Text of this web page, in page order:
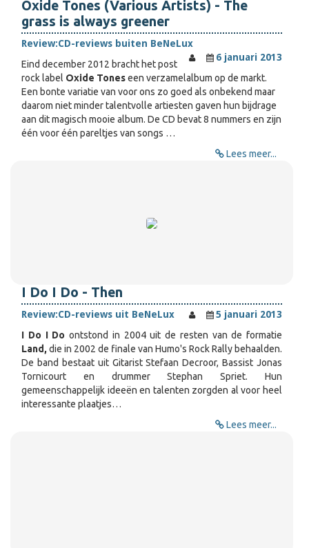
Oxide Tones (Various Artists) - The
grass is always greener
Review:CD-reviews buiten BeNeLux
6 januari 2013
Eind december 2012 bracht het post
rock label Oxide Toneseen verzamelalbum op de markt.
Een bonte variatie van voor ons zo goed als onbekend maar
daarom niet minder talentvolle artiesten gaven hun bijdrage
aan dit magisch mooie album. De CD bevat 8 nummers en zijn
één voor één pareltjes van songs …
Lees meer...
I Do I Do - Then
Review:CD-reviews uit BeNeLux
5 januari 2013
I Do I Do ontstond in 2004 uit de resten van de formatie
Land, die in 2002 de finale van Humo's Rock Rally behaalden.
De band bestaat uit Gitarist Stefaan Decroor, Bassist Jonas
Tornicourt en drummer Stephan Spriet. Hun
gemeenschappelijk ideeën en talenten zorgden al voor heel
interessante plaatjes…
Lees meer...